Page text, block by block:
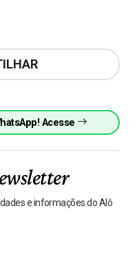
Acesse
e informações do Alô